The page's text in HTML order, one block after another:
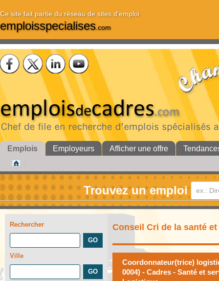
Ce site fait partie du réseau de sites d'emploi
emploisspecialises.com
Emplois Employeurs Afficher une offre
Trouvez un emploi
Rechercher
Ville
Conseil Cri de la santé
Coordonnateur(trice)
0004) - Cadres - Santé et